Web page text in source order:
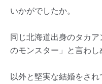
いかがでしたか。
同じ北海道出身のタカ
のモンスター」と言わし
以外と堅実な結婚をさ